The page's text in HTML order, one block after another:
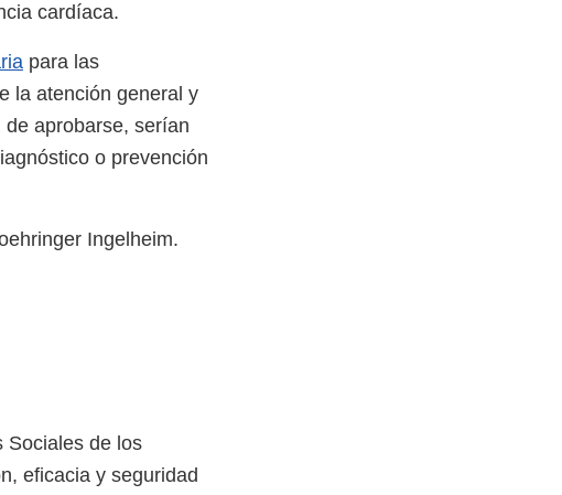
cardíaca.
para las
la atención general y
aprobarse, serían
o prevención
Ingelheim.
Sociales de los
eficacia y seguridad